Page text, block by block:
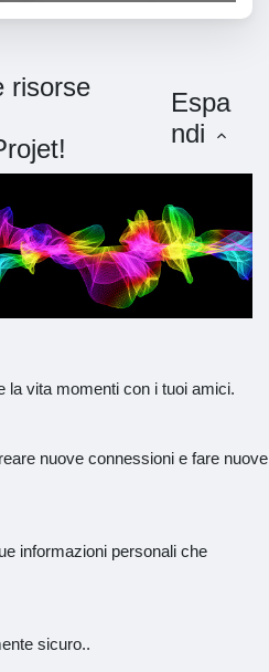
risorse
Espa
ndi
la vita momenti con i tuoi amici.
nuove connessioni e fare nuove
informazioni personali che
sicuro..